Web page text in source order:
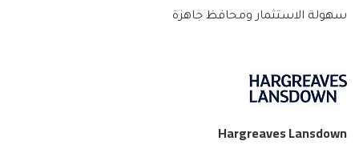
سهولة الاستثمار ومحافظ جاهزة
Hargreaves Lansdown